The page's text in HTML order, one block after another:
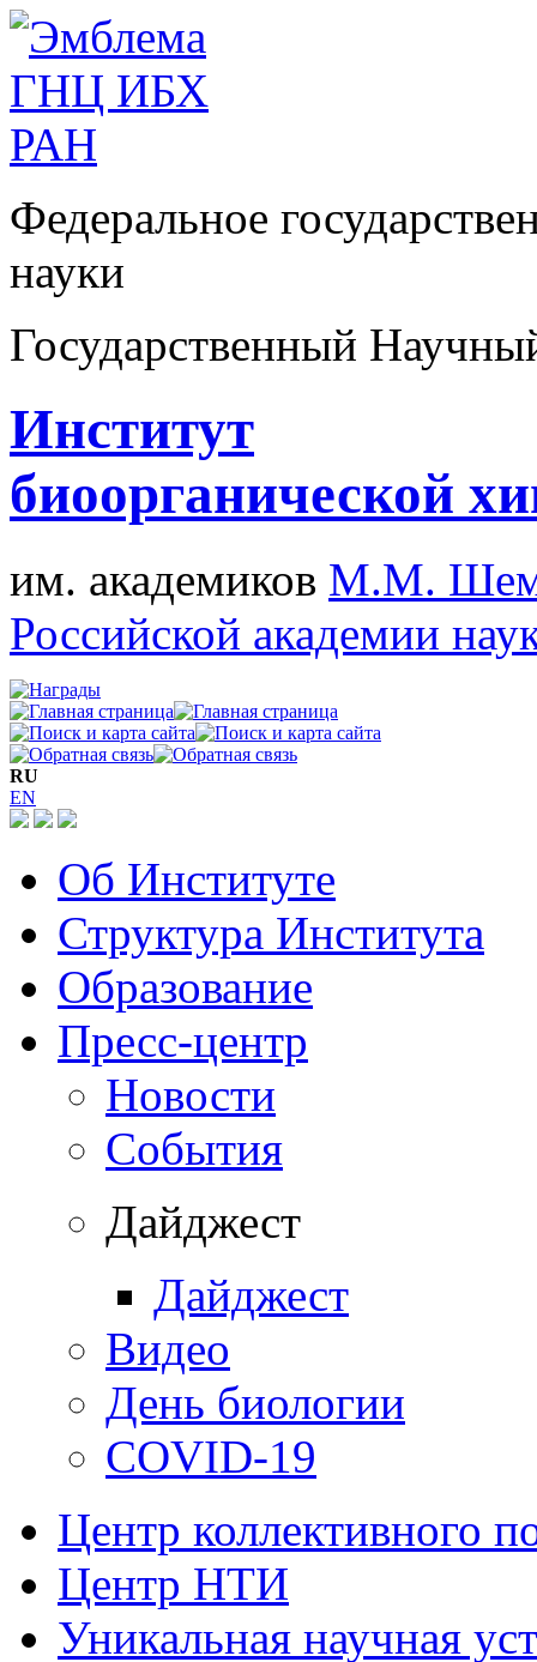
Федеральное
науки
Государственный
Институт
биоорганической
им. академиков М.М.
Российской академии
RU
EN
Об Институте
Структура Института
Образование
Пресс-центр
Новости
События
Дайджест
Дайджест
Видео
День биологии
COVID-19
Центр коллективного
Центр НТИ
Уникальная научная